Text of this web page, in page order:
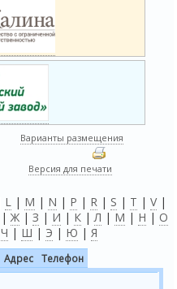
Варианты размещения
Версия для печати
L | M | N | P | R | S | T | V|
| Ж | З | И | К |Л | М | Н | О
Ч | Ш | Э | Ю | Я
Адрес
Телефон